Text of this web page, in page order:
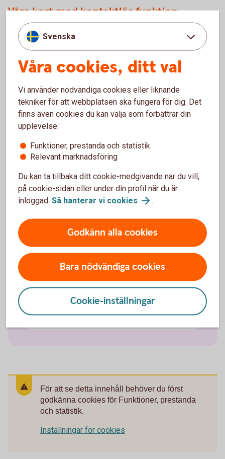
Våra kort med kontaktlös funktion
BankkortMastercard
Betal- och kreditkortMastercard
Betal- och kreditkort MastercardGuld
Betal- och kreditkort Mastercard
BankkortBusiness
Så använder du ditt kort
Aktivera ditt kort
Använd ditt kort säkert
Handla med kort på nätet
Blippa ditt kort
PIN-kod för kort
För att se detta innehåll behöver du först
godkänna cookies för Funktioner, prestanda
och statistik.
Inställningar för cookies
Svenska
Våra cookies, ditt val
Vi använder nödvändiga cookies eller liknande
tekniker för att webbplatsen ska fungera för dig. Det
finns även cookies du kan välja som förbättrar din
upplevelse:
Funktioner, prestanda och statistik
Relevant marknadsföring
Du kan ta tillbaka ditt cookie-medgivande när du vill,
på cookie-sidan eller under din profil när du är
inloggad. Så hanterar vi cookies .
Godkänn alla cookies
Bara nödvändiga cookies
Cookie-inställningar